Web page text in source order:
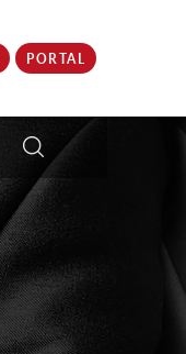
PORTAL